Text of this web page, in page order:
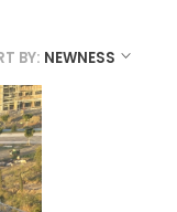
BY: NEWNESS